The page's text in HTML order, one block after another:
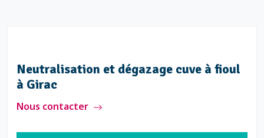
Neutralisation et dégazage cuve à fioul
à Girac
Nous contacter